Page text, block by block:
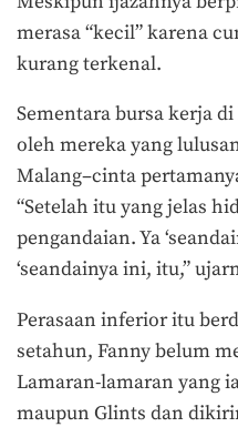
merasa “kecil” karena
kurang terkenal.
Sementara bursa kerja
oleh mereka yang
Malang–cinta
“Setelah itu yang jelas
pengandaian. Ya
‘seandainya ini, itu,”
Perasaan inferior itu
setahun, Fanny belum
Lamaran-lamaran yang
maupun Glints dan